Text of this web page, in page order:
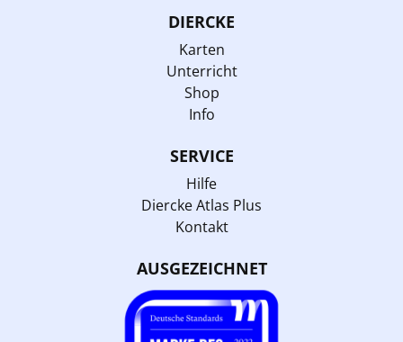
DIERCKE
Karten
Unterricht
Shop
Info
SERVICE
Hilfe
Diercke Atlas Plus
Kontakt
AUSGEZEICHNET